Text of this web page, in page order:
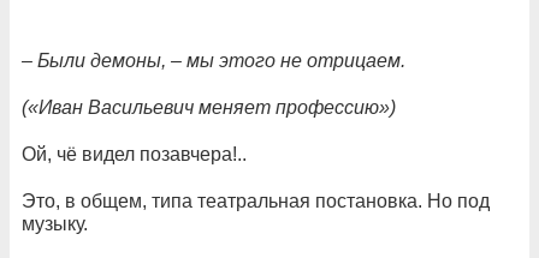
– Были демоны, – мы этого не отрицаем.
(«Иван Васильевич меняет профессию»)
Ой, чё видел позавчера!..
Это, в общем, типа театральная постановка. Но под
музыку.